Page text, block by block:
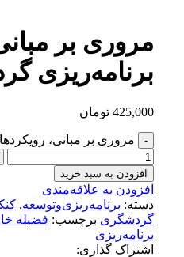
مروری بر
برنامه‌ریزی
425,000 تومان
مروری بر مبانی،
افزودن به سبد خرید
افزودن به علاقه‌مندی
دسته: برنامه‌ریزی‌وتوسعه,
گردشگری برچسب: فضیله
برنامه‌ریزی
اشتراک گذاری: